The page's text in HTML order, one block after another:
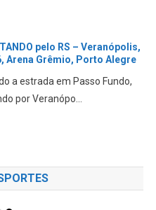
pelo RS – Veranópolis,
Arena Grêmio, Porto Alegre
a estrada em Passo Fundo,
por Veranópo...